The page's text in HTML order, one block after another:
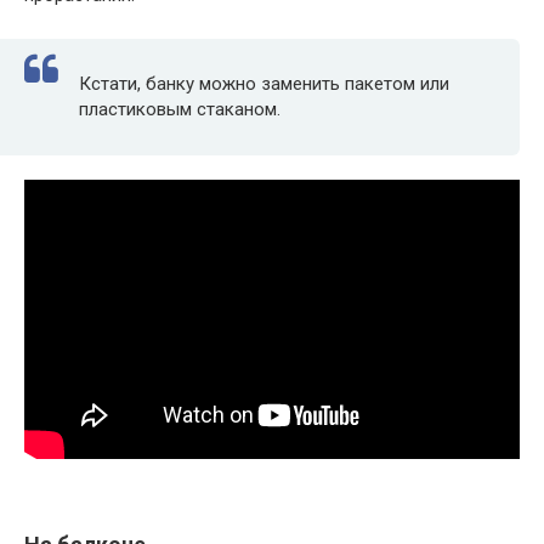
Кстати, банку можно заменить пакетом или
пластиковым стаканом.